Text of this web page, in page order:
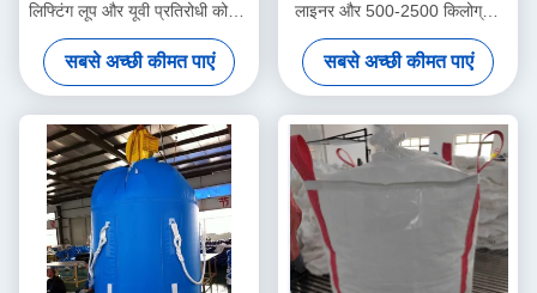
लिफ्टिंग लूप और यूवी प्रतिरोधी कोटिंग
के साथ ओपन टॉप बिग बैग FIBC
सबसे अच्छी कीमत पाएं
लाइनर और 500-2500 किलोग्राम
उठाने की क्षमता वाला यूवी प्रतिरोधी
बड़ा बैग FIBC
सबसे अच्छी कीमत पाएं